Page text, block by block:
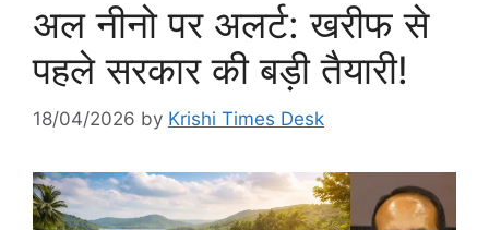
अल नीनो पर अलर्ट: खरीफ से
पहले सरकार की बड़ी तैयारी!
18/04/2026 by Krishi Times Desk